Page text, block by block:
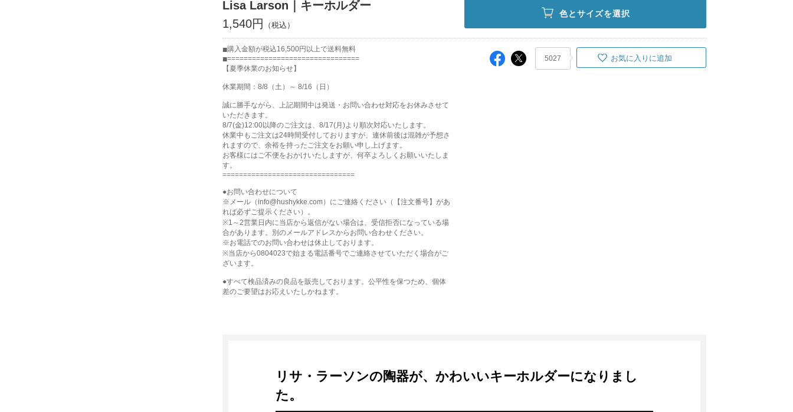
Lisa Larson｜キーホルダー
1,540円
色とサイズを選択
購入金額が税込16,500円以上で送料無料
================================
【夏季休業のお知らせ】
休業期間：8/8（土）～ 8/16（日）
誠に勝手ながら、上記期間中は発送・お問い合わせ対応をお休みさせて
いただきます。
8/7(金)12:00以降のご注文は、8/17(月)より順次対応いたします。
休業中もご注文は24時間受付しておりますが、連休前後は混雑が予想さ
れますので、余裕を持ったご注文をお願い申し上げます。
お客様にはご不便をおかけいたしますが、何卒よろしくお願いいたしま
す。
================================
●お問い合わせについて
※メール（info@hushykke.com）にご連絡ください（【注文番号】があ
れば必ずご提示ください）。
※1～2営業日内に当店から返信がない場合は、受信拒否になっている場
合があります。別のメールアドレスからお問い合わせください。
※お電話でのお問い合わせは休止しております。
※当店から0804023で始まる電話番号でご連絡させていただく場合がご
ざいます。
●すべて検品済みの良品を販売しております。公平性を保つため、個体
差のご要望はお応えいたしかねます。
5027 お気に入りに追加
リサ・ラーソンの陶器が、かわいいキーホルダーになりまし
た。